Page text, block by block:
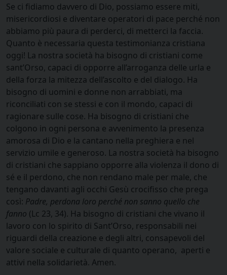
Se ci fidiamo davvero di Dio, possiamo essere miti,
misericordiosi e diventare operatori di pace perché non
abbiamo più paura di perderci, di metterci la faccia.
Quanto è necessaria questa testimonianza cristiana
oggi! La nostra società ha bisogno di cristiani come
sant’Orso, capaci di opporre all’arroganza delle urla e
della forza la mitezza dell’ascolto e del dialogo. Ha
bisogno di uomini e donne non arrabbiati, ma
riconciliati con se stessi e con il mondo, capaci di
ragionare sulle cose. Ha bisogno di cristiani che
colgono in ogni persona e avvenimento la presenza
amorosa di Dio e la cantano nella preghiera e nel
servizio umile e generoso. La nostra società ha bisogno
di cristiani che sappiano opporre alla violenza il dono di
sé e il perdono, che non rendano male per male, che
tengano davanti agli occhi Gesù crocifisso che prega
così: Padre, perdona loro perché non sanno quello che
fanno (Lc 23, 34). Ha bisogno di cristiani che vivano il
lavoro con lo spirito di Sant’Orso, responsabili nei
riguardi della creazione e degli altri, consapevoli del
valore sociale e culturale di quanto operano, aperti e
attivi nella solidarietà. Amen.